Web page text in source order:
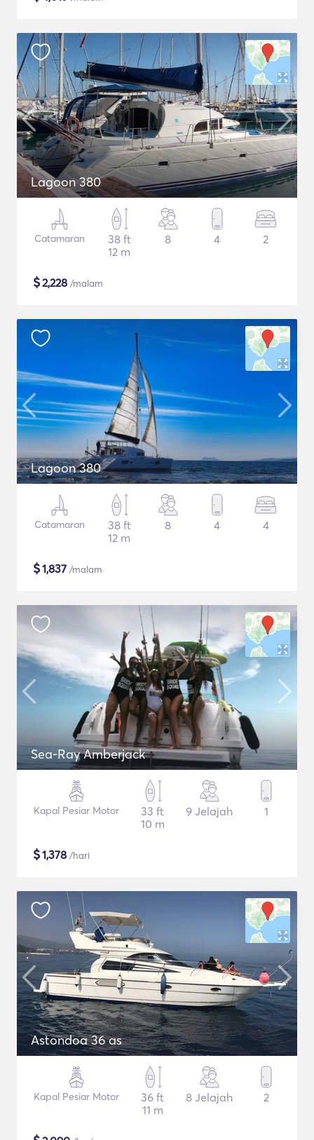
Lagoon 380
Catamaran
38 ft
12 m
8 4 2
$2,228 /malam
Lagoon 380
Catamaran
38 ft
12 m
8 4 4
$1,837 /malam
Sea-Ray Amberjack
Kapal Pesiar Motor
33 ft
10 m
9 Jelajah 1
$1,378 /hari
Astondoa 36 as
Kapal Pesiar Motor
36 ft
11 m
8 Jelajah 2